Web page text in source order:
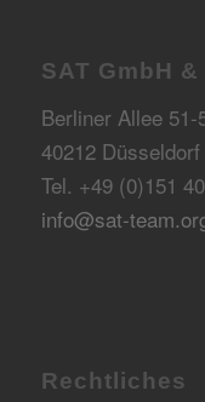
SAT GmbH &
Berliner Allee 51-
40212 Düsseldorf
Tel. +49 (0)151
info@sat-
Rechtliches